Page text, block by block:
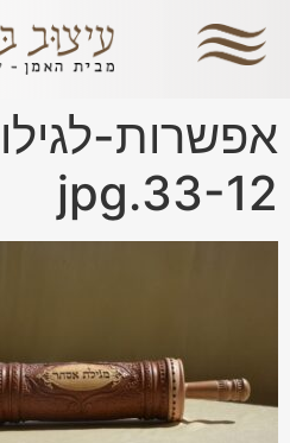
33-12.jpg